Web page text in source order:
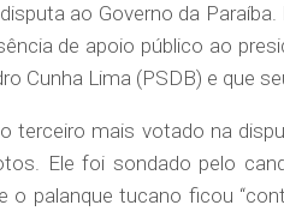
ao Governo da
de apoio público ao
Cunha Lima (PSDB) e que
terceiro mais votado na
Ele foi sondado pelo
o palanque tucano ficou